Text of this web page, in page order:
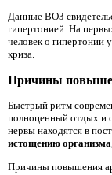
Данные ВОЗ
гипертонией. На
человек о гипертонии
криза.
Причины
Быстрый ритм
полноценный отдых и
нервы находятся в
истощению организма
Причины повышения